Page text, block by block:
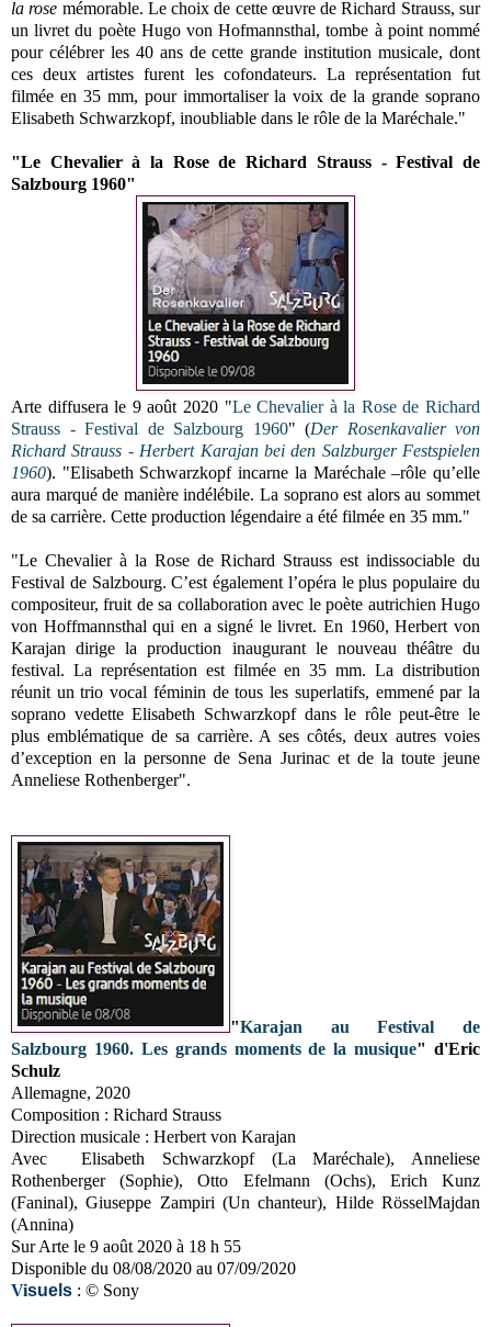
la rose mémorable. Le choix de cette œuvre de Richard Strauss, sur
un livret du poète Hugo von Hofmannsthal, tombe à point nommé
pour célébrer les 40 ans de cette grande institution musicale, dont
ces deux artistes furent les cofondateurs. La représentation fut
filmée en 35 mm, pour immortaliser la voix de la grande soprano
Elisabeth Schwarzkopf, inoubliable dans le rôle de la Maréchale."
"Le Chevalier à la Rose de Richard Strauss - Festival de
Salzbourg 1960"
Arte diffusera le 9 août 2020 "Le Chevalier à la Rose de Richard
Strauss - Festival de Salzbourg 1960" (Der Rosenkavalier von
Richard Strauss - Herbert Karajan bei den Salzburger Festspielen
1960). "Elisabeth Schwarzkopf incarne la Maréchale –rôle qu’elle
aura marqué de manière indélébile. La soprano est alors au sommet
de sa carrière. Cette production légendaire a été filmée en 35 mm."
"Le Chevalier à la Rose de Richard Strauss est indissociable du
Festival de Salzbourg. C’est également l’opéra le plus populaire du
compositeur, fruit de sa collaboration avec le poète autrichien Hugo
von Hoffmannsthal qui en a signé le livret. En 1960, Herbert von
Karajan dirige la production inaugurant le nouveau théâtre du
festival. La représentation est filmée en 35 mm. La distribution
réunit un trio vocal féminin de tous les superlatifs, emmené par la
soprano vedette Elisabeth Schwarzkopf dans le rôle peut-être le
plus emblématique de sa carrière. A ses côtés, deux autres voies
d’exception en la personne de Sena Jurinac et de la toute jeune
Anneliese Rothenberger".
"Karajan au Festival de
Salzbourg 1960. Les grands moments de la musique" d'Eric
Schulz
Allemagne, 2020
Composition : Richard Strauss
Direction musicale : Herbert von Karajan
Avec Elisabeth Schwarzkopf (La Maréchale), Anneliese
Rothenberger (Sophie), Otto Efelmann (Ochs), Erich Kunz
(Faninal), Giuseppe Zampiri (Un chanteur), Hilde RösselMajdan
(Annina)
Sur Arte le 9 août 2020 à 18 h 55
Disponible du 08/08/2020 au 07/09/2020
Visuels : © Sony